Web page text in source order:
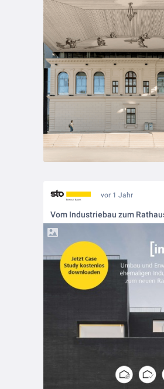
vor 1 Jahr